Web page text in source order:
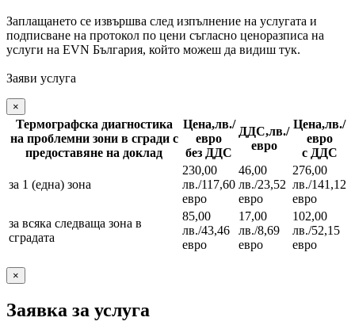
Заплащането се извършва след изпълнение на услугата и
подписване на протокол по цени съгласно ценоразписа на
услуги на EVN България, който можеш да видиш тук.
Заяви услуга
×
Термографска диагностика
на проблемни зони в сгради с
предоставяне на доклад
Цена,лв./
евро
без ДДС
ДДС,лв./
евро
Цена,лв./
евро
с ДДС
за 1 (една) зона
230,00
лв./117,60
евро
46,00
лв./23,52
евро
276,00
лв./141,12
евро
за всяка следваща зона в
сградата
85,00
лв./43,46
евро
17,00
лв./8,69
евро
102,00
лв./52,15
евро
×
Заявка за услуга